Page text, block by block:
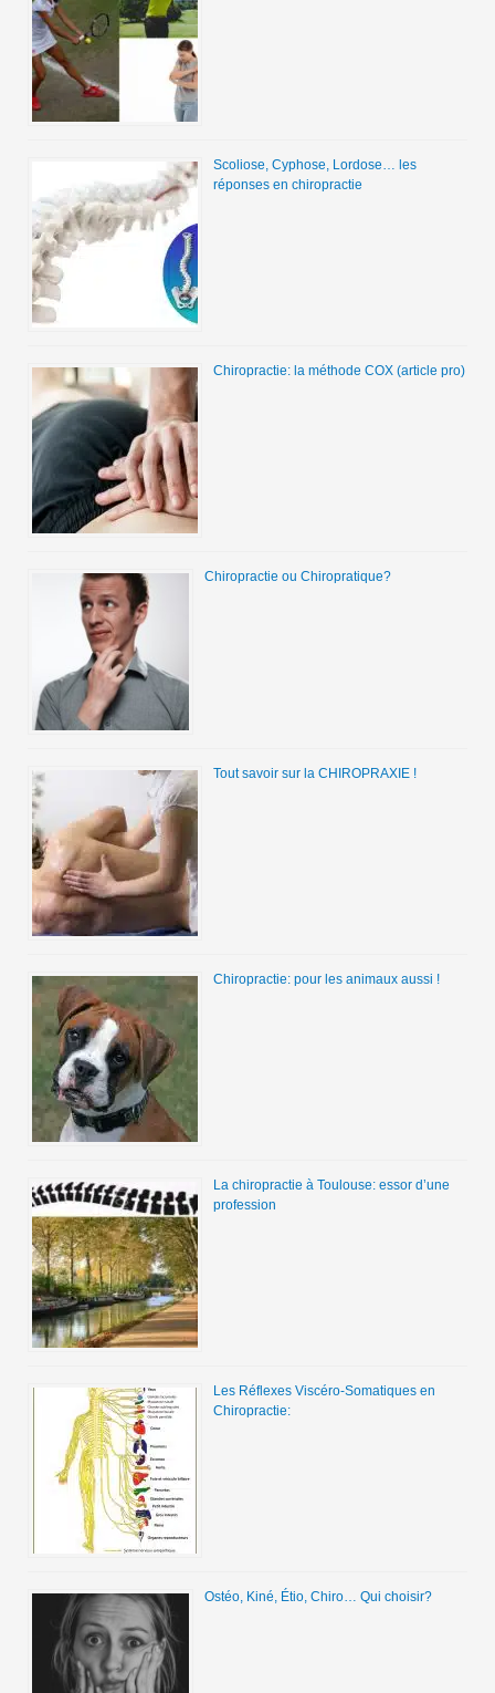
Scoliose, Cyphose, Lordose… les
réponses en chiropractie
Chiropractie: la méthode COX (article pro)
Chiropractie ou Chiropratique?
Tout savoir sur la CHIROPRAXIE !
Chiropractie: pour les animaux aussi !
La chiropractie à Toulouse: essor d’une
profession
Les Réflexes Viscéro-Somatiques en
Chiropractie:
Ostéo, Kiné, Étio, Chiro… Qui choisir?